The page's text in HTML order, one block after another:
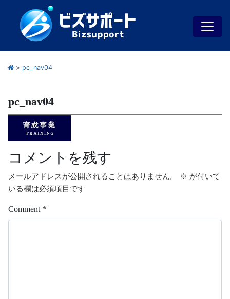
> pc_nav04
pc_nav04
コメントを残す
メールアドレスが公開されることはありません。 ※ が付いて
いる欄は必須項目です
Comment *